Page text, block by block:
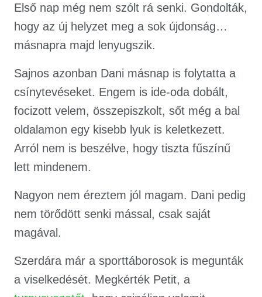
Első nap még nem szólt rá senki. Gondolták,
hogy az új helyzet meg a sok újdonság…
másnapra majd lenyugszik.
Sajnos azonban Dani másnap is folytatta a
csínytevéseket. Engem is ide-oda dobált,
focizott velem, összepiszkolt, sőt még a bal
oldalamon egy kisebb lyuk is keletkezett.
Arról nem is beszélve, hogy tiszta fűszínű
lett mindenem.
Nagyon nem éreztem jól magam. Dani pedig
nem törődött senki mással, csak saját
magával.
Szerdára már a sporttáborosok is megunták
a viselkedését. Megkérték Petit, a